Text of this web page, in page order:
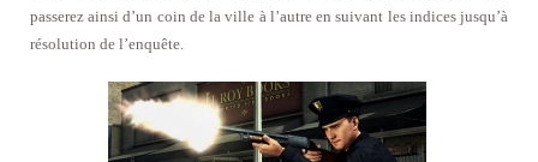
passerez ainsi d’un coin de la ville à l’autre en suivant les indices jusqu’à
résolution de l’enquête.